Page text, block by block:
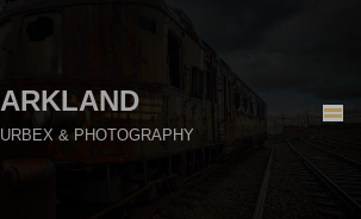
ARKLAND
URBEX & PHOTOGRAPHY